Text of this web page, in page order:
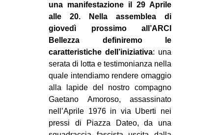
una manifestazione il 29 Aprile
alle 20. Nella assemblea di
giovedì prossimo all’ARCI
Bellezza definiremo le
caratteristiche dell’iniziativa: una
serata di lotta e testimonianza nella
quale intendiamo rendere omaggio
alla lapide del nostro compagno
Gaetano Amoroso, assassinato
nell’Aprile 1976 in via Uberti nei
pressi di Piazza Dateo, da una